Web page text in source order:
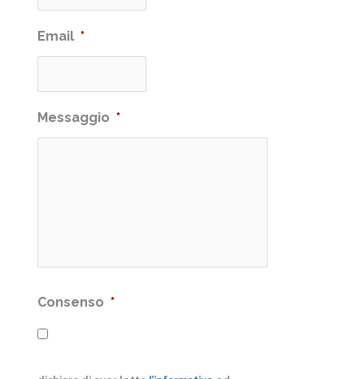
Email *
Messaggio *
Consenso *